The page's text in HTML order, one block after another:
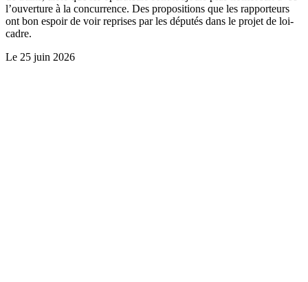
l’ouverture à la concurrence. Des propositions que les rapporteurs
ont bon espoir de voir reprises par les députés dans le projet de loi-
cadre.
Le 25 juin 2026